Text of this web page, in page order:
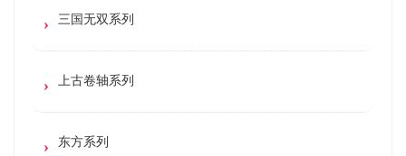
三国无双系列
上古卷轴系列
东方系列